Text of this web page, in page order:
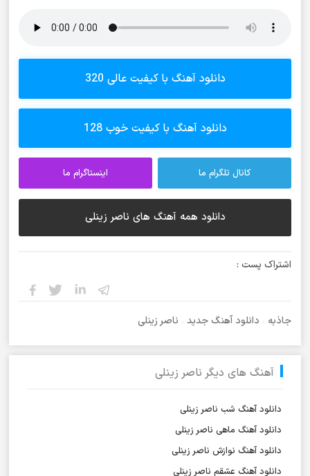
دانلود آهنگ با کیفیت عالی 320
دانلود آهنگ با کیفیت خوب 128
کانال تلگرام ما اینستاگرام ما
دانلود همه آهنگ های ناصر زینلی
اشتراک پست :
جاذبه ، دانلود آهنگ جدید ، ناصر زینلی
آهنگ های دیگر ناصر زینلی
دانلود آهنگ شب ناصر زینلی
دانلود آهنگ ماهی ناصر زینلی
دانلود آهنگ نوازش ناصر زینلی
دانلود آهنگ عشقم ناصر زینلی